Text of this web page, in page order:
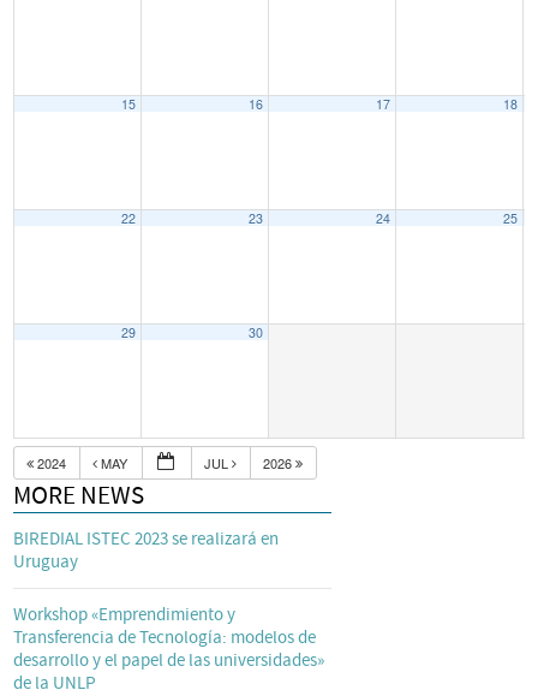
15 16 17 18
22 23 24 25
29 30
2024 MAY JUL 2026
MORE NEWS
BIREDIAL ISTEC 2023 se realizará en
Uruguay
Workshop «Emprendimiento y
Transferencia de Tecnología: modelos de
desarrollo y el papel de las universidades»
de la UNLP